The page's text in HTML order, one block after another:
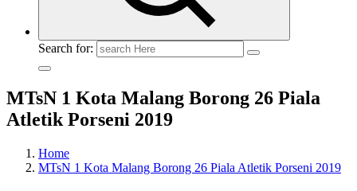
Search for:
MTsN 1 Kota Malang Borong 26 Piala
Atletik Porseni 2019
Home
MTsN 1 Kota Malang Borong 26 Piala Atletik Porseni 2019